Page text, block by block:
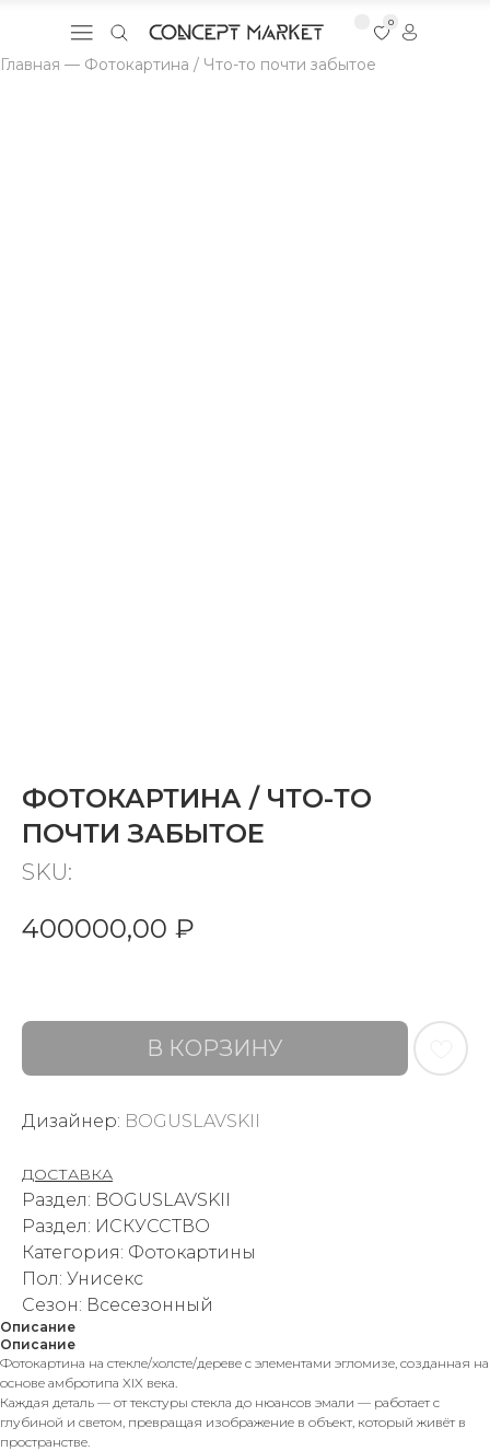
0
Главная — Фотокартина / Что-то почти забытое
ФОТОКАРТИНА / ЧТО-ТО
ПОЧТИ ЗАБЫТОЕ
SKU:
400000,00 ₽
В КОРЗИНУ
Дизайнер: BOGUSLAVSKII
ДОСТАВКА
Раздел: BOGUSLAVSKII
Раздел: ИСКУССТВО
Категория: Фотокартины
Пол: Унисекс
Сезон: Всесезонный
Описание
Описание
Фотокартина на стекле/холсте/дереве с элементами эгломизе, созданная на
основе амбротипа XIX века.
Каждая деталь — от текстуры стекла до нюансов эмали — работает с
глубиной и светом, превращая изображение в объект, который живёт в
пространстве.